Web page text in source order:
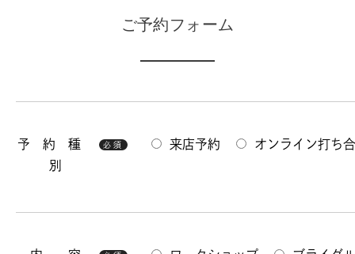
ご予約フォーム
予 約 種
別
必須 来店予約 オンライン打ち